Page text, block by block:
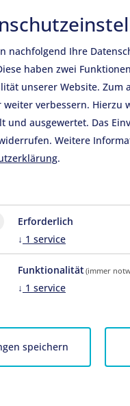
Korrektheit,
welche sich auf
Informationen
sind grundsätzlich
vorliegt.
Seiten oder das
nachfolgend Ihre
haben zwei
unserer Website.
weiter verbessern. Hierzu
und ausgewertet. Das
Weitere
.
Erforderlich
↓ 1 service
Funktionalität (immer
↓ 1 service
speichern